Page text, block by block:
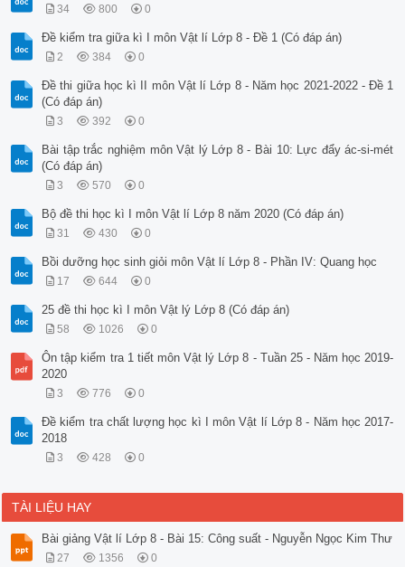
34 800 0
Đề kiểm tra giữa kì I môn Vật lí Lớp 8 - Đề 1 (Có đáp án)
2 384 0
Đề thi giữa học kì II môn Vật lí Lớp 8 - Năm học 2021-2022 - Đề 1
(Có đáp án)
3 392 0
Bài tập trắc nghiệm môn Vật lý Lớp 8 - Bài 10: Lực đẩy ác-si-mét
(Có đáp án)
3 570 0
Bộ đề thi học kì I môn Vật lí Lớp 8 năm 2020 (Có đáp án)
31 430 0
Bồi dưỡng học sinh giỏi môn Vật lí Lớp 8 - Phần IV: Quang học
17 644 0
25 đề thi học kì I môn Vật lý Lớp 8 (Có đáp án)
58 1026 0
Ôn tập kiểm tra 1 tiết môn Vật lý Lớp 8 - Tuần 25 - Năm học 2019-
2020
3 776 0
Đề kiểm tra chất lượng học kì I môn Vật lí Lớp 8 - Năm học 2017-
2018
3 428 0
TÀI LIỆU HAY
Bài giảng Vật lí Lớp 8 - Bài 15: Công suất - Nguyễn Ngọc Kim Thư
27 1356 0